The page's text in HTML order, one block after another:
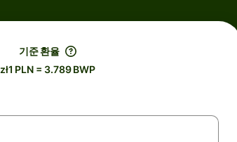
기준 환율
zł1 PLN = 3.789 BWP